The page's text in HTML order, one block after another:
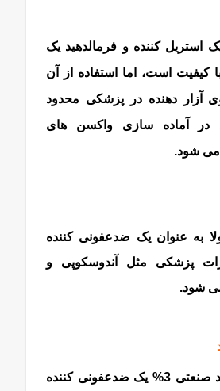
استریل کننده و فرمالدهید یک
کیفیت است، اما استفاده از آن
آزار دهنده در پزشکی محدود
در آماده سازی واکسن های
می شود.
به عنوان یک ضدعفونی کننده
پزشکی مثل آندوسکوپی و
می شود.
هیدروژن پراکساید صنعتی 3% یک ضدعفونی کننده